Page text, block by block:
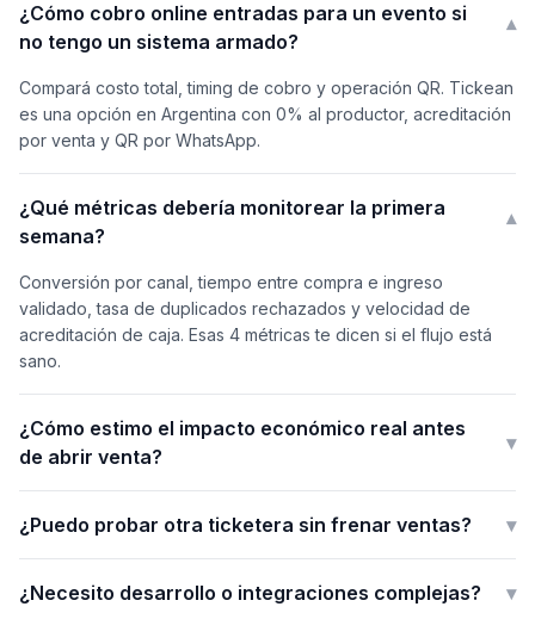
¿Cómo cobro online entradas para un evento si
no tengo un sistema armado?
▾
Compará costo total, timing de cobro y operación QR. Tickean
es una opción en Argentina con 0% al productor, acreditación
por venta y QR por WhatsApp.
¿Qué métricas debería monitorear la primera
semana?
▾
Conversión por canal, tiempo entre compra e ingreso
validado, tasa de duplicados rechazados y velocidad de
acreditación de caja. Esas 4 métricas te dicen si el flujo está
sano.
¿Cómo estimo el impacto económico real antes
de abrir venta?
▾
¿Puedo probar otra ticketera sin frenar ventas? ▾
¿Necesito desarrollo o integraciones complejas? ▾